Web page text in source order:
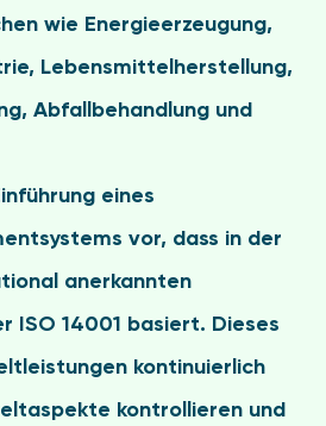
wie Energieerzeugung,
Lebensmittelherstellung,
Abfallbehandlung und
eines
vor, dass in der
anerkannten
ISO 14001 basiert. Dieses
kontinuierlich
kontrollieren und